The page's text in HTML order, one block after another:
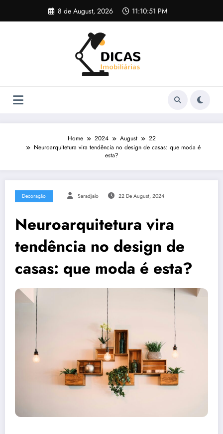
content
8 de August, 2026 11:10:52 PM
Home 2024 August
22
Neuroarquitetura vira tendência no design de casas: que moda é
esta?
Decoração Saradjalo 22 De August, 2024
Neuroarquitetura vira
tendência no design de
casas: que moda é esta?